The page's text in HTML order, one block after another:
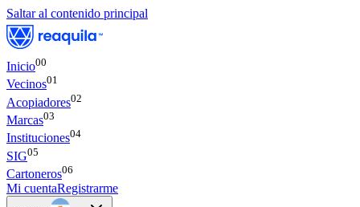
Saltar al contenido principal
Inicio00
Vecinos01
Acopiadores02
Marcas03
Instituciones04
SIG05
Cartoneros06
Mi cuentaRegistrarme